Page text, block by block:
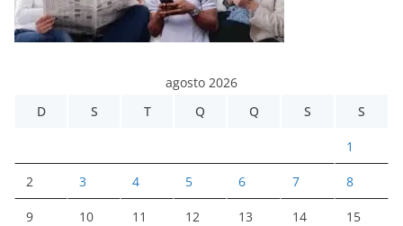
agosto 2026
D
S T Q Q S S
1
2 3 4 5 6 7 8
9 10 11 12 13 14 15